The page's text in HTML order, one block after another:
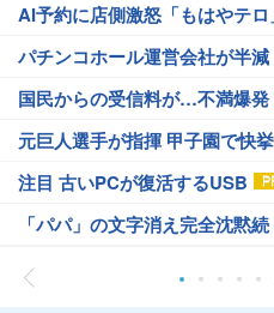
AI予約に店側激怒「もはやテロ
パチンコホール運営会社が半減
国民からの受信料が…不満爆発
元巨人選手が指揮 甲子園で快挙
注目 古いPCが復活するUSB
「パパ」の文字消え完全沈黙続